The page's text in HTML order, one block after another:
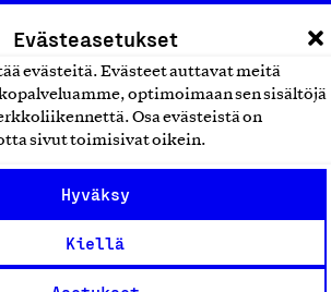
Evästeasetukset
evästeitä. Evästeet auttavat meitä
optimoimaan sen sisältöjä
Osa evästeistä on
sivut toimisivat oikein.
Hyväksy
Kiellä